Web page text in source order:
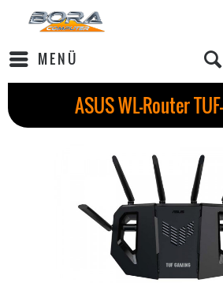
MENÜ
ASUS WL-Router